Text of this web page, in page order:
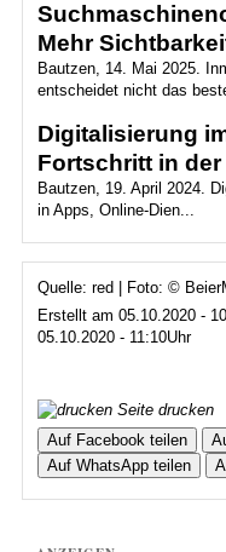
Mehr
Bautzen, 14. Mai 2025.
entscheidet nicht das
Digitalisierung
Fortschritt in
Bautzen, 19. April 2024.
in Apps, Online-Dien...
Quelle: red | Foto: ©
Erstellt am 05.10.2020 -
05.10.2020 - 11:10Uhr
Seite drucken
Auf Facebook teilen
Auf WhatsApp teilen